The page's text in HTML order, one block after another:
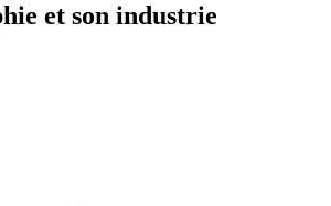
et son industrie